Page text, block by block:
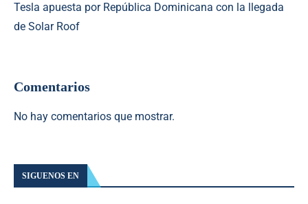
Tesla apuesta por República Dominicana con la llegada
de Solar Roof
Comentarios
No hay comentarios que mostrar.
SIGUENOS EN